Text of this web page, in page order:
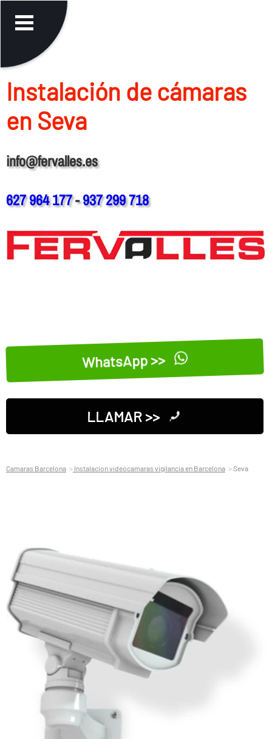
Instalación de cámaras
en Seva
info@fervalles.es
627 964 177-937 299 718
WhatsApp >>
LLAMAR >>
Camaras Barcelona Instalacion videocamaras vigilancia en Barcelona Seva